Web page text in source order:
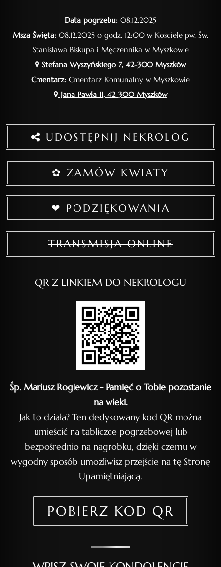
Data pogrzebu: 08.12.2025
Msza Święta: 08.12.2025 o godz. 12:00 w Kościele pw. Św.
Stanisława Biskupa i Męczennika w Myszkowie
Stefana Wyszyńskiego 7, 42-300 Myszków
Cmentarz: Cmentarz Komunalny w Myszkowie
Jana Pawła II, 42-300 Myszków
UDOSTĘPNIJ NEKROLOG
✿ ZAMÓW KWIATY
❤ PODZIĘKOWANIA
TRANSMISJA ONLINE
QR Z LINKIEM DO NEKROLOGU
Śp. Mariusz Rogiewicz - Pamięć o Tobie pozostanie
na wieki.
Jak to działa? Ten dedykowany kod QR można
umieścić na tabliczce pogrzebowej lub
bezpośrednio na nagrobku, dzięki czemu w
wygodny sposób umożliwisz przejście na tę Stronę
Upamiętniającą.
POBIERZ KOD QR